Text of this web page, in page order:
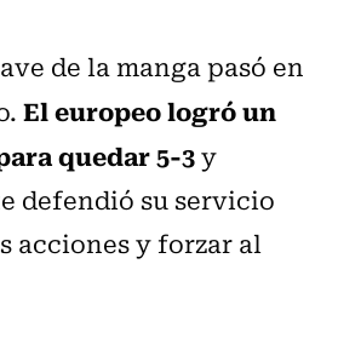
de la manga pasó en
El europeo logró un
quedar 5-3y
defendió su servicio
acciones y forzar al